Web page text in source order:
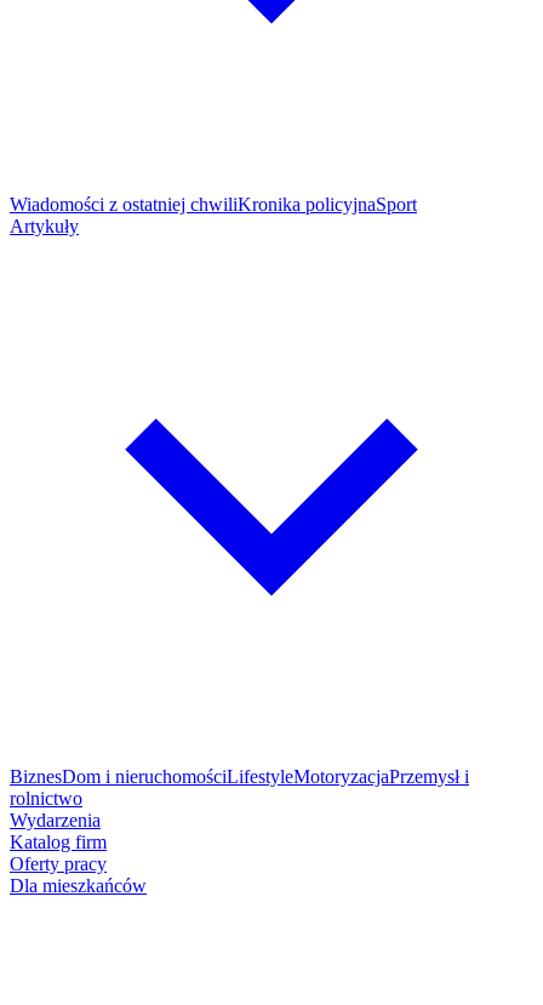
Wiadomości z ostatniej chwiliKronika policyjnaSport
Artykuły
BiznesDom i nieruchomościLifestyleMotoryzacjaPrzemysł i
rolnictwo
Wydarzenia
Katalog firm
Oferty pracy
Dla mieszkańców